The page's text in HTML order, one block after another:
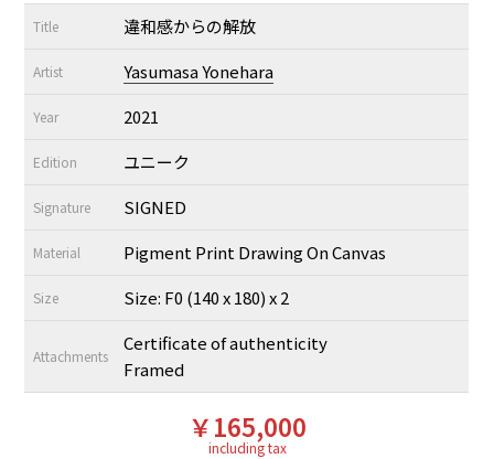
Title 違和感からの解放
Artist Yasumasa Yonehara
Year 2021
Edition ユニーク
Signature SIGNED
Material Pigment Print Drawing On Canvas
Size Size: F0 (140 x 180) x 2
Attachments
Certificate of authenticity
Framed
￥165,000
including tax